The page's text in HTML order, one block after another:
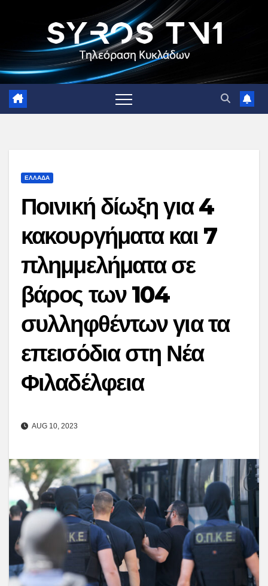
ΕΛΛΑΔΑ
Ποινική δίωξη για 4
κακουργήματα και 7
πλημμελήματα σε
βάρος των 104
συλληφθέντων για τα
επεισόδια στη Νέα
Φιλαδέλφεια
AUG 10, 2023